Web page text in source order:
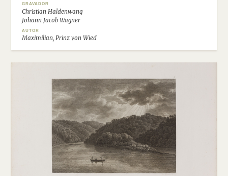
GRAVADOR
Christian Haldenwang
Johann Jacob Wagner
AUTOR
Maximilian, Prinz von Wied